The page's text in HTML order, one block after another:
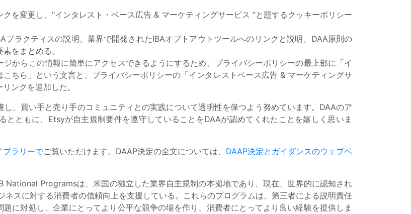
を変更し、"インタレスト・ベース広告 & マーケティングサービス "と題するクッキーポリシー
ラクティスの説明、業界で開発されたIBAオプトアウトツールへのリンクと説明、DAA原則の
をまとめる。
からこの情報に簡単にアクセスできるようにするため、プライバシーポリシーの最上部に「イ
ちら」という文言と、プライバシーポリシーの「インタレストベース広告 & マーケティングサ
ンクを追加した。
、買い手と売り手のコミュニティとの実践について透明性を保つよう努めています。DAAのア
とともに、Etsyが自主規制要件を遵守していることをDAAが認めてくれたことを嬉しく思いま
ブラリーでご覧いただけます。DAAP決定の全文については、 DAAP決定とガイダンスのウェブペ
National Programsは、米国の独立した業界自主規制の本拠地であり、現在、世界的に認知され
スに対する消費者の信頼向上を支援している。これらのプログラムは、第三者による説明責任
に対処し、企業にとってより公平な競争の場を作り、消費者にとってより良い経験を提供しま